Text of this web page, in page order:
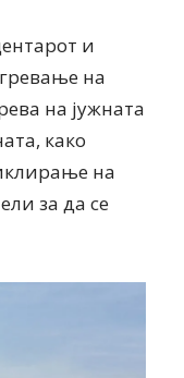
и
на
на јужната
како
на
за да се